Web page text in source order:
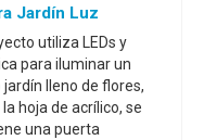
Jardín Luz
utiliza LEDs y
para iluminar un
lleno de flores,
hoja de acrílico, se
una puerta